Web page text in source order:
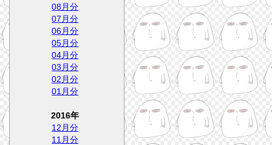
08月分
07月分
06月分
05月分
04月分
03月分
02月分
01月分
2016年
12月分
11月分